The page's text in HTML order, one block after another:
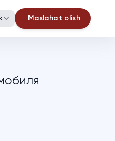
Maslahat olish